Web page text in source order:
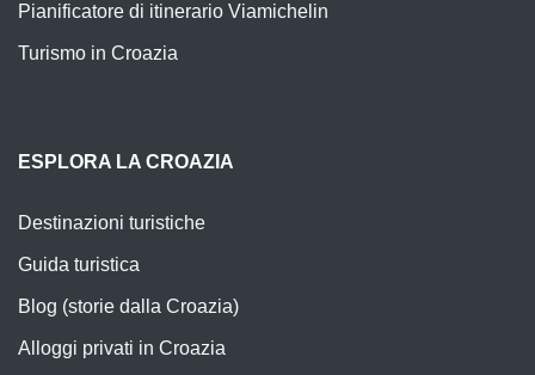
Pianificatore di itinerario Viamichelin
Turismo in Croazia
ESPLORA LA CROAZIA
Destinazioni turistiche
Guida turistica
Blog (storie dalla Croazia)
Alloggi privati in Croazia